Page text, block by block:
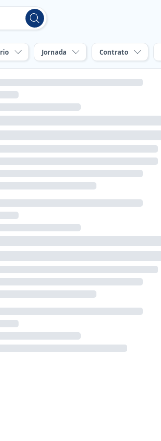
Jornada Contrato